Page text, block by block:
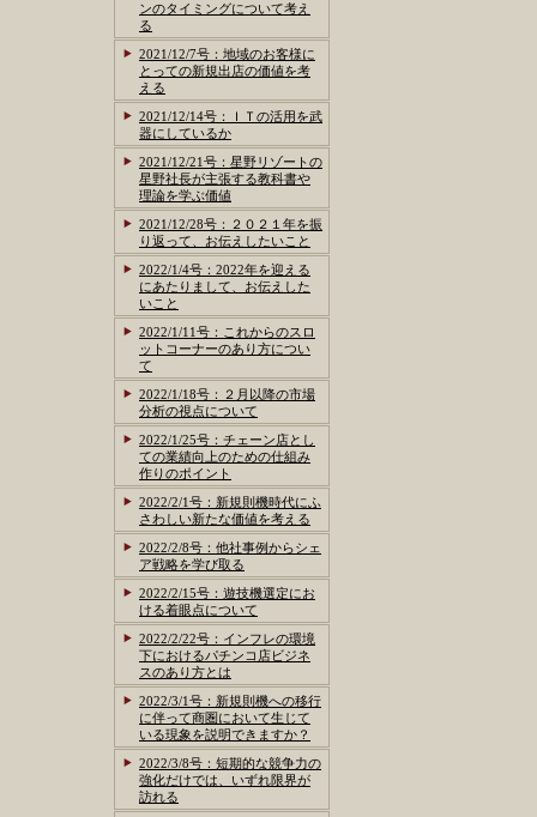
ンのタイミングについて考え
る
2021/12/7号：地域のお客様に
とっての新規出店の価値を考
える
2021/12/14号：ＩＴの活用を武
器にしているか
2021/12/21号：星野リゾートの
星野社長が主張する教科書や
理論を学ぶ価値
2021/12/28号：２０２１年を振
り返って、お伝えしたいこと
2022/1/4号：2022年を迎える
にあたりまして、お伝えした
いこと
2022/1/11号：これからのスロ
ットコーナーのあり方につい
て
2022/1/18号：２月以降の市場
分析の視点について
2022/1/25号：チェーン店とし
ての業績向上のための仕組み
作りのポイント
2022/2/1号：新規則機時代にふ
さわしい新たな価値を考える
2022/2/8号：他社事例からシェ
ア戦略を学び取る
2022/2/15号：遊技機選定にお
ける着眼点について
2022/2/22号：インフレの環境
下におけるパチンコ店ビジネ
スのあり方とは
2022/3/1号：新規則機への移行
に伴って商圏において生じて
いる現象を説明できますか？
2022/3/8号：短期的な競争力の
強化だけでは、いずれ限界が
訪れる